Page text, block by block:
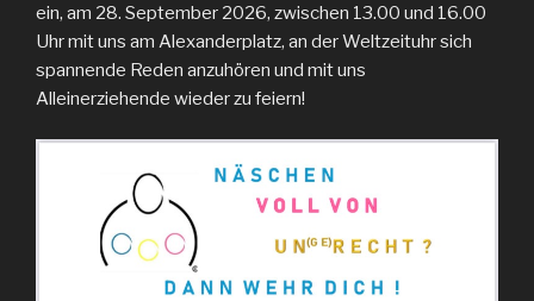
ein, am 28. September 2026, zwischen 13.00 und 16.00
Uhr mit uns am Alexanderplatz, an der Weltzeituhr sich
spannende Reden anzuhören und mit uns
Alleinerziehende wieder zu feiern!